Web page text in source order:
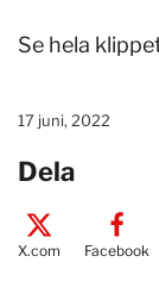
Se hela
17 juni, 2022
Dela
X.com Facebook